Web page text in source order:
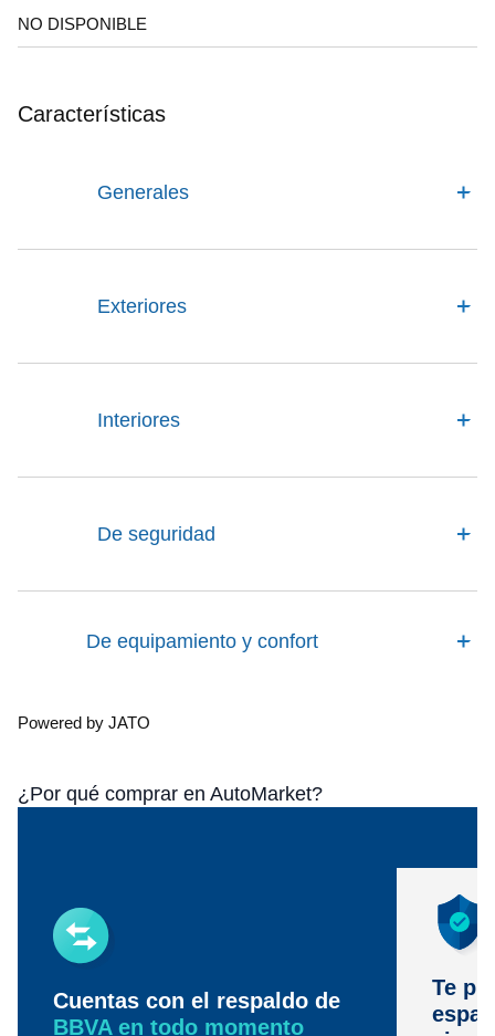
NO DISPONIBLE
Características
Generales
Exteriores
Interiores
De seguridad
De equipamiento y confort
Powered by JATO
¿Por qué comprar en AutoMarket?
Cuentas con el respaldo de
BBVA en todo momento
Te